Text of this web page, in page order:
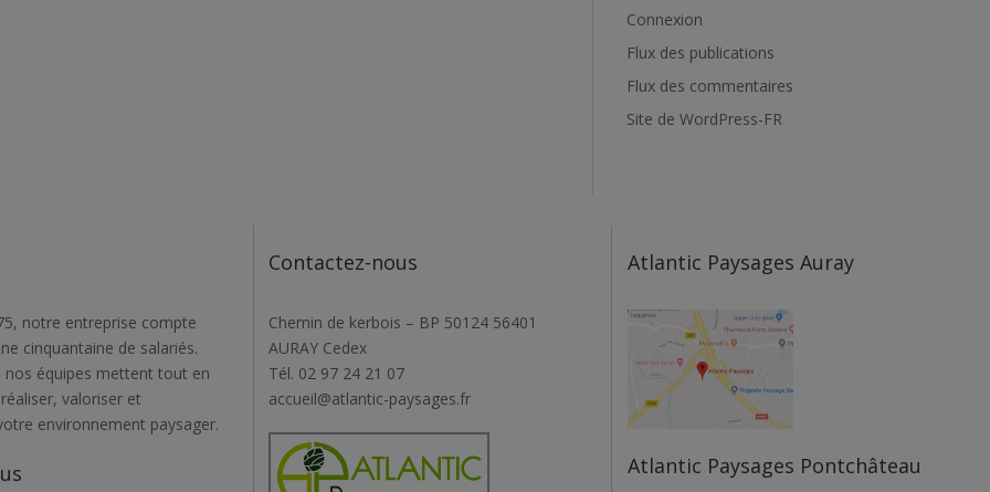
Connexion
Flux des publications
Flux des commentaires
Site de WordPress-FR
notre entreprise compte
cinquantaine de salariés.
nos équipes mettent tout en
valoriser et
environnement paysager.
Contactez-nous
Chemin de kerbois – BP 50124 56401
AURAY Cedex
Tél. 02 97 24 21 07
accueil@atlantic-paysages.fr
Atlantic Paysages Auray
Atlantic Paysages Pontchâteau